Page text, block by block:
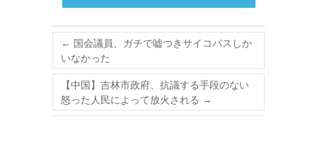
← 国会議員、ガチで嘘つきサイコパスしか
いなかった
【中国】吉林市政府、抗議する手段のない
怒った人民によって放火される →